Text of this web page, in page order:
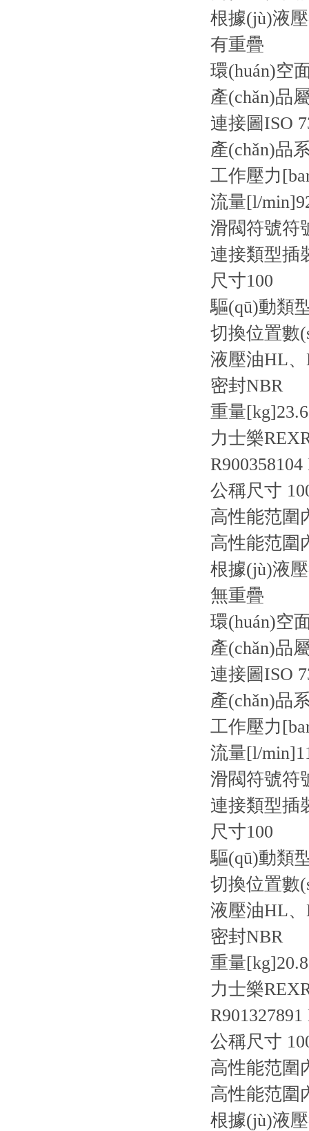
根據(jù)液
有重疊
環(huán)空
產(chǎn)品
連接圖ISO
產(chǎn)品
工作壓力
流量[l/min]
滑閥符號符
連接類型插
尺寸100
驅(qū)動類
切換位置數
液壓油HL、
密封NBR
重量[kg]
力士樂
公稱尺寸
高性能范圍
高性能范圍
根據(jù)液
無重疊
環(huán)空
產(chǎn)品
連接圖ISO
產(chǎn)品
工作壓力
流量[l/min]
滑閥符號符
連接類型插
尺寸100
驅(qū)動類
切換位置數
液壓油HL、
密封NBR
重量[kg]20.8
力士樂
公稱尺寸
高性能范圍
高性能范圍
根據(jù)液